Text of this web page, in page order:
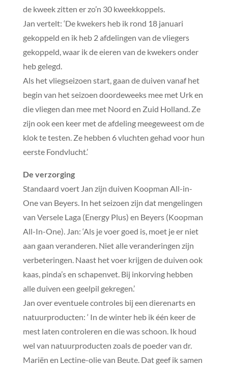
de kweek zitten er zo’n 30 kweekkoppels.
Jan vertelt: ‘De kwekers heb ik rond 18 januari
gekoppeld en ik heb 2 afdelingen van de vliegers
gekoppeld, waar ik de eieren van de kwekers onder
heb gelegd.
Als het vliegseizoen start, gaan de duiven vanaf het
begin van het seizoen doordeweeks mee met Urk en
die vliegen dan mee met Noord en Zuid Holland. Ze
zijn ook een keer met de afdeling meegeweest om de
klok te testen. Ze hebben 6 vluchten gehad voor hun
eerste Fondvlucht.’
De verzorging
Standaard voert Jan zijn duiven Koopman All-in-
One van Beyers. In het seizoen zijn dat mengelingen
van Versele Laga (Energy Plus) en Beyers (Koopman
All-In-One). Jan: ‘Als je voer goed is, moet je er niet
aan gaan veranderen. Niet alle veranderingen zijn
verbeteringen. Naast het voer krijgen de duiven ook
kaas, pinda’s en schapenvet. Bij inkorving hebben
alle duiven een geelpil gekregen.’
Jan over eventuele controles bij een dierenarts en
natuurproducten: ‘ In de winter heb ik één keer de
mest laten controleren en die was schoon. Ik houd
wel van natuurproducten zoals de poeder van dr.
Mariën en Lectine-olie van Beute. Dat geef ik samen